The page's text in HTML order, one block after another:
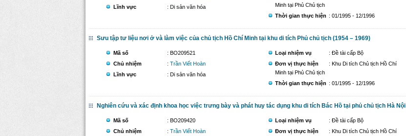
Lĩnh vực
: Di sản văn hóa
Minh tại Phủ Chủ tịch
Thời gian thực hiện : 01/1995 - 12/1996
Sưu tập tư liệu nơi ở và làm việc của chủ tịch Hồ Chí Minh tại khu di tích Phủ chủ tịch (1954 – 1969)
Mã số
: BO209521
Chủ nhiệm
: Trần Viết Hoàn
Lĩnh vực
: Di sản văn hóa
Loại nhiệm vụ
: Đề tài cấp Bộ
Đơn vị thực hiện
: Khu Di tích Chủ tịch Hồ Chí
Minh tại Phủ Chủ tịch
Thời gian thực hiện : 01/1995 - 12/1996
Nghiên cứu và xác định khoa học việc trưng bày và phát huy tác dụng khu di tích Bác Hồ tại phủ chủ tịch Hà Nội
Mã số
: BO209420
Chủ nhiệm
: Trần Viết Hoàn
Loại nhiệm vụ
: Đề tài cấp Bộ
Đơn vị thực hiện
: Khu Di tích Chủ tịch Hồ Chí